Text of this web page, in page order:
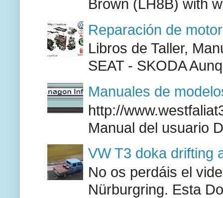
Brown (LH8B) with
Reparación de
Libros de Taller,
SEAT - SKODA
Manuales de
http://
Manual del usuario
VW T3 doka drifting
No os perdáis el
Nürburgring. Esta